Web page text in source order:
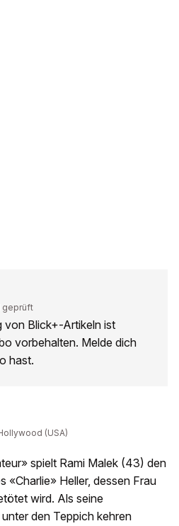
geprüft
von Blick+-Artikeln ist
vorbehalten. Melde dich
hast.
(USA)
spielt Rami Malek (43) den
«Charlie» Heller, dessen Frau
wird. Als seine
den Teppich kehren